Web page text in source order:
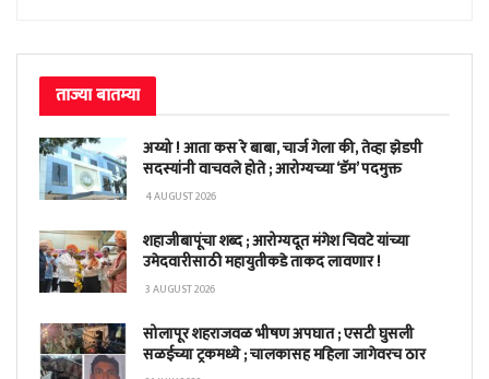
ताज्या बातम्या
अय्यो ! आता कस रे बाबा, चार्ज गेला की, तेव्हा झेडपी
सदस्यांनी वाचवले होते ; आरोग्यच्या ‘डॅम’ पदमुक्त
4 AUGUST 2026
शहाजीबापूंचा शब्द ; आरोग्यदूत मंगेश चिवटे यांच्या
उमेदवारीसाठी महायुतीकडे ताकद लावणार !
3 AUGUST 2026
सोलापूर शहराजवळ भीषण अपघात ; एसटी घुसली
सळईच्या ट्रकमध्ये ; चालकासह महिला जागेवरच ठार